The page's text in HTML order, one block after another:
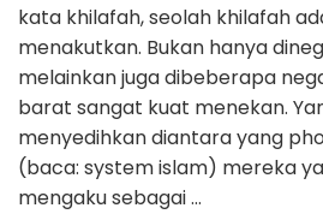
kata khilafah, seolah khilafah
menakutkan. Bukan hanya
melainkan juga dibeberapa
barat sangat kuat menekan.
menyedihkan diantara yang
(baca: system islam) mereka
mengaku sebagai …